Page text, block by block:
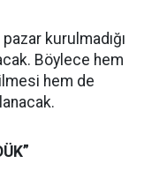
kurulmadığı
Böylece hem
hem de